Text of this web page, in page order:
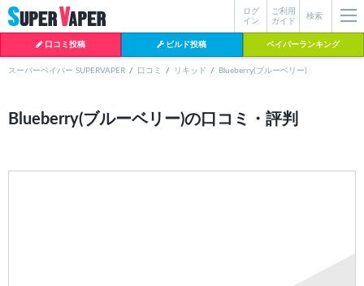
検索
ご利用
ガイド
ログ
イン
口コミ投稿 ビルド投稿 ベイパーランキング
よく検索されているワード
クラプトン
スーパーベイパー SUPERVAPER 口コミ リキッド Blueberry(ブルーベリー)
Blueberry(ブルーベリー)の口コミ・評判
見つからない場合データベースに該当の商品がまだ登録されていない可能